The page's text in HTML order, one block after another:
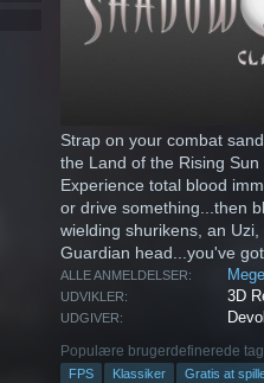
Strap on your combat
the Land of the Rising
Experience total blood
or drive something...then
wielding shurikens, an
Guardian head...you've
ALLE ANMELDELSER:
UDVIKLER: 3D
UDGIVER:
Populære brugerdefinerede
FPS Klassiker Gratis at